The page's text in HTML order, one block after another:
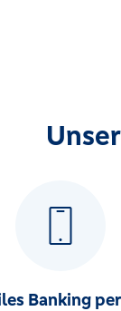
Banking